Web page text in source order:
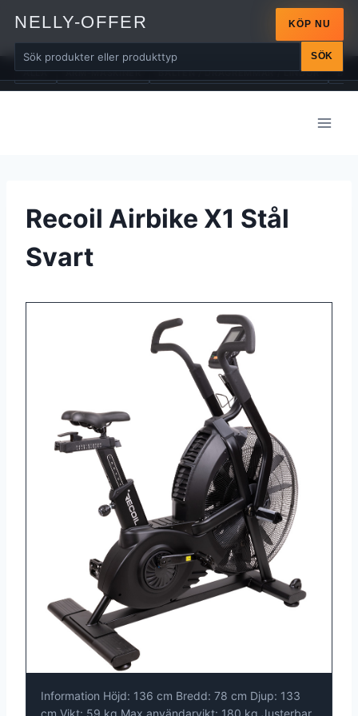
NELLY-OFFER
SÖK
KÖP NU
ALLA ARM-MASKINER BÄLTEN / DRAGREMMAR / LINDOR
Recoil Airbike X1 Stål
Svart
Information Höjd: 136 cm Bredd: 78 cm Djup: 133
cm Vikt: 59 kg Max användarvikt: 180 kg Justerbar